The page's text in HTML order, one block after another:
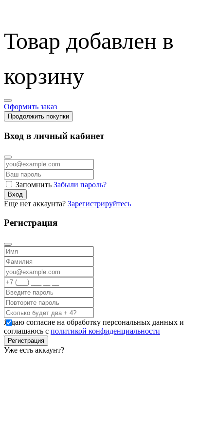
Товар добавлен в
корзину
Оформить заказ
Продолжить покупки
Вход в личный кабинет
Запомнить Забыли пароль?
Вход
Еще нет аккаунта? Зарегистрируйтесь
Регистрация
Я даю согласие на обработку персональных данных и
соглашаюсь с политикой конфиденциальности
Регистрация
Уже есть аккаунт?